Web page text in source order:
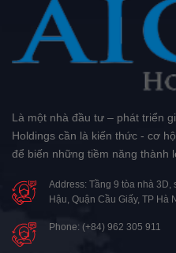
Là một nhà đầu tư – phát triển
Holdings cần là kiến thức - cơ
để biến những tiềm năng thành
Address: Tầng 9 tòa nhà
Hậu, Quận Cầu Giấy, TP Hà
Phone: (+84) 962 305 911